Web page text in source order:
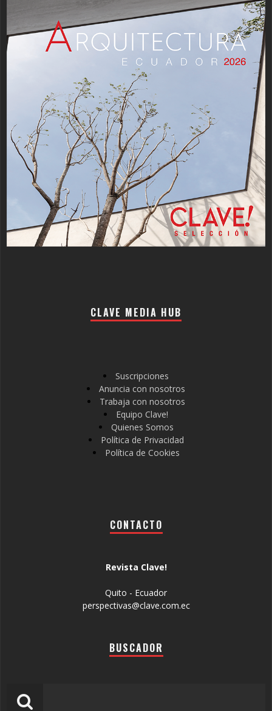
CLAVE MEDIA HUB
Suscripciones
Anuncia con nosotros
Trabaja con nosotros
Equipo Clave!
Quienes Somos
Política de Privacidad
Política de Cookies
CONTACTO
Revista Clave!
Quito - Ecuador
perspectivas@clave.com.ec
BUSCADOR